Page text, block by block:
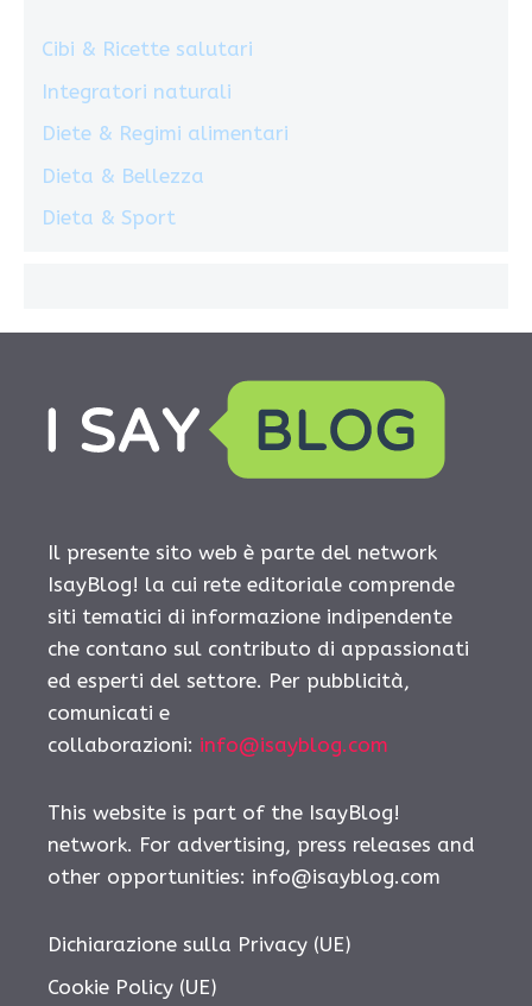
Cibi & Ricette salutari
Integratori naturali
Diete & Regimi alimentari
Dieta & Bellezza
Dieta & Sport
Il presente sito web è parte del network
IsayBlog! la cui rete editoriale comprende
siti tematici di informazione indipendente
che contano sul contributo di appassionati
ed esperti del settore. Per pubblicità,
comunicati e
collaborazioni: info@isayblog.com
This website is part of the IsayBlog!
network. For advertising, press releases and
other opportunities: info@isayblog.com
Dichiarazione sulla Privacy (UE)
Cookie Policy (UE)